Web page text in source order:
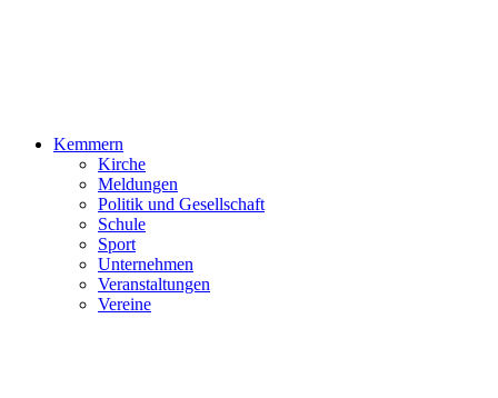
Kemmern
Kirche
Meldungen
Politik und Gesellschaft
Schule
Sport
Unternehmen
Veranstaltungen
Vereine